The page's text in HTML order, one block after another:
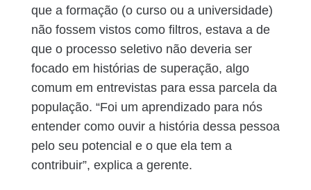
que a formação (o curso ou a universidade)
não fossem vistos como filtros, estava a de
que o processo seletivo não deveria ser
focado em histórias de superação, algo
comum em entrevistas para essa parcela da
população. “Foi um aprendizado para nós
entender como ouvir a história dessa pessoa
pelo seu potencial e o que ela tem a
contribuir”, explica a gerente.